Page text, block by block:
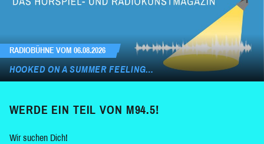
RADIOBÜHNE VOM 06.08.2026
HOOKED ON A SUMMER FEELING…
WERDE EIN TEIL VON M94.5!
Wir suchen Dich!